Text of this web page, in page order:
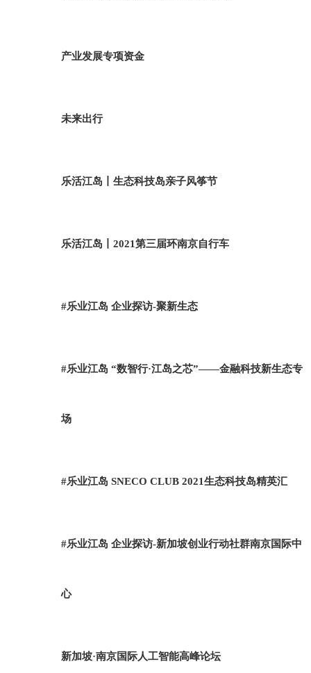
产业发展专项资金
未来出行
乐活江岛丨生态科技岛亲子风筝节
乐活江岛丨2021第三届环南京自行车
#乐业江岛 企业探访-聚新生态
#乐业江岛 “数智行·江岛之芯”——金融科技新生态专
场
#乐业江岛 SNECO CLUB 2021生态科技岛精英汇
#乐业江岛 企业探访-新加坡创业行动社群南京国际中
心
新加坡·南京国际人工智能高峰论坛